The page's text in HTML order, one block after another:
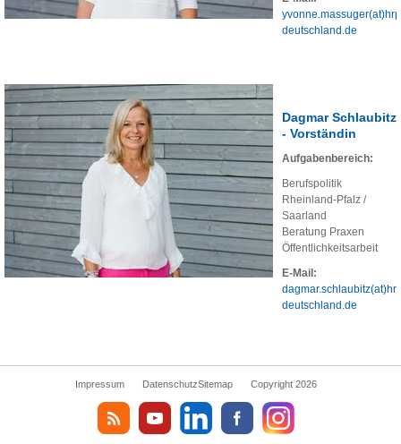
deutschland.de
Dagmar Schlaubitz
- Vorständin
Aufgabenbereich:
Berufspolitik
Rheinland-Pfalz /
Saarland
Beratung Praxen
Öffentlichkeitsarbeit
E-Mail:
deutschland.de
Impressum DatenschutzSitemap Copyright 2026